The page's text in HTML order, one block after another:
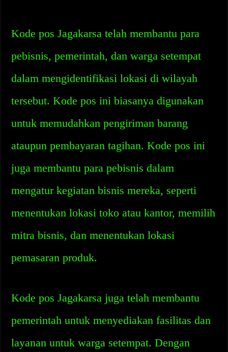
Kode pos Jagakarsa telah membantu para
pebisnis, pemerintah, dan warga setempat
dalam mengidentifikasi lokasi di wilayah
tersebut. Kode pos ini biasanya digunakan
untuk memudahkan pengiriman barang
ataupun pembayaran tagihan. Kode pos ini
juga membantu para pebisnis dalam
mengatur kegiatan bisnis mereka, seperti
menentukan lokasi toko atau kantor, memilih
mitra bisnis, dan menentukan lokasi
pemasaran produk.
Kode pos Jagakarsa juga telah membantu
pemerintah untuk menyediakan fasilitas dan
layanan untuk warga setempat. Dengan